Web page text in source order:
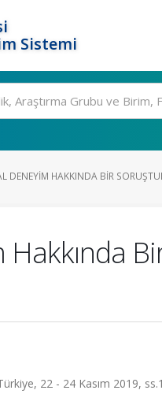
Sistemi
DENEYIM HAKKINDA BIR
22 - 24 Kasım 2019,